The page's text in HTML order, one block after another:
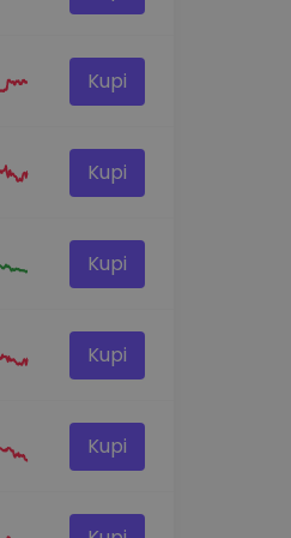
Kupi
Kupi
Kupi
Kupi
Kupi